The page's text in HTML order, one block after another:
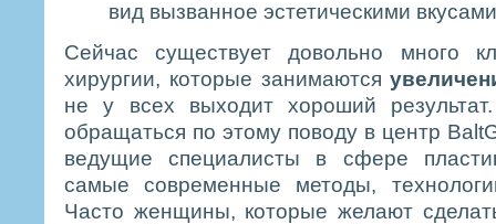
вид вызванное эстетическими
Сейчас существует довольно много
хирургии, которые занимаются
не у всех выходит хороший
обращаться по этому поводу в центр
ведущие специалисты в сфере
самые современные методы,
Часто женщины, которые желают